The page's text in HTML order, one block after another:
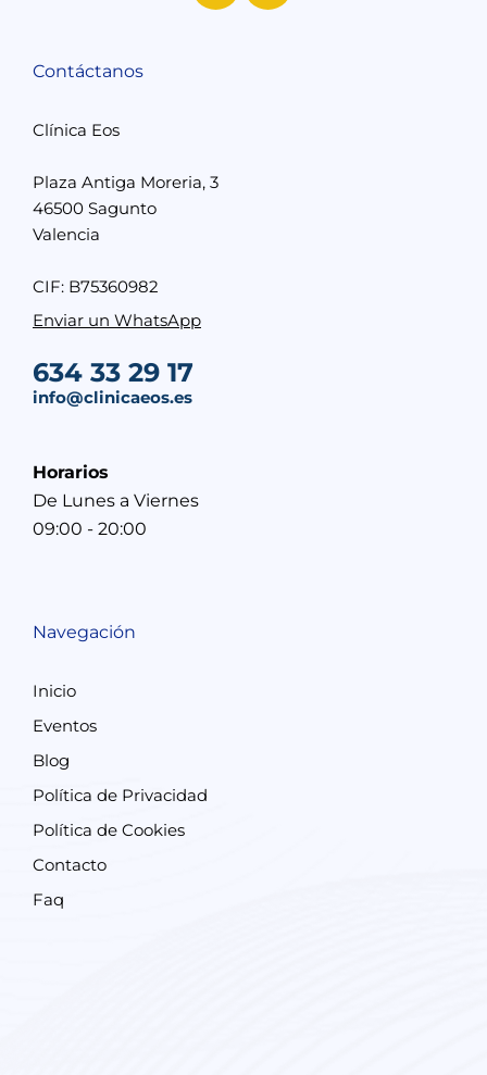
Contáctanos
Clínica Eos
Plaza Antiga Moreria, 3
46500 Sagunto
Valencia
CIF: B75360982
634 33 29 17
info@clinicaeos.es
Enviar un WhatsApp
Horarios
De Lunes a Viernes
09:00 - 20:00
Navegación
Inicio
Eventos
Blog
Política de Privacidad
Política de Cookies
Contacto
Faq